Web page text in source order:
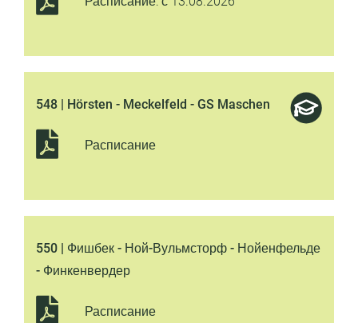
548 | Hörsten - Meckelfeld - GS Maschen
Расписание
550 | Фишбек - Ной-Вульмсторф - Нойенфельде
- Финкенвердер
Расписание